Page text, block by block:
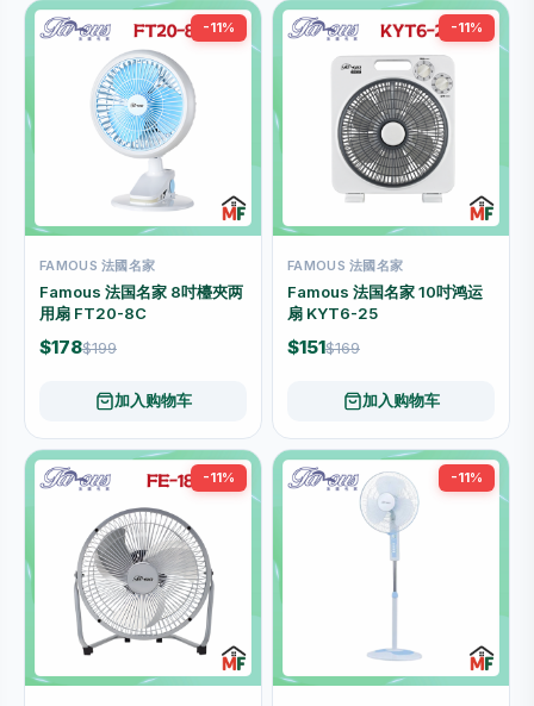
-11%
FAMOUS 法國名家
Famous 法国名家 8吋檯夾两
用扇 FT20-8C
$178$199
加入购物车
-11%
FAMOUS 法國名家
Famous 法国名家 10吋鸿运
扇 KYT6-25
$151$169
加入购物车
-11% -11%